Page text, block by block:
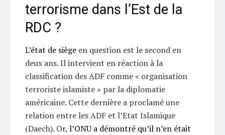
terrorisme dans l’Est de la
RDC ?
L’état de siège en question est le second en
deux ans. Il intervient en réaction à la
classification des ADF comme « organisation
terroriste islamiste » par la diplomatie
américaine. Cette dernière a proclamé une
relation entre les ADF et l’Etat Islamique
(Daech). Or, l’ONU a démontré qu’il n’en était